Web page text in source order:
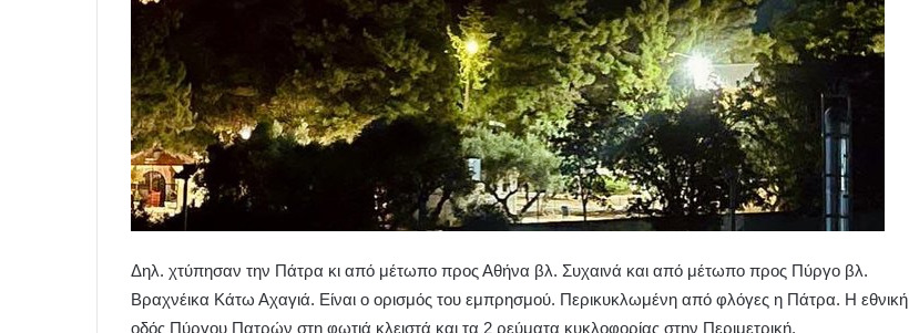
Δηλ. χτύπησαν την Πάτρα κι από μέτωπο προς Αθήνα βλ. Συχαινά και από μέτωπο προς Πύργο βλ.
Βραχνέικα Κάτω Αχαγιά. Είναι ο ορισμός του εμπρησμού. Περικυκλωμένη από φλόγες η Πάτρα. Η εθνική
οδός Πύργου Πατρών στη φωτιά κλειστά και τα 2 ρεύματα κυκλοφορίας στην Περιμετρική.